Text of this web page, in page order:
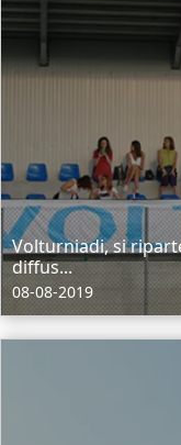
Volturniadi, si
diffus...
08-08-2019